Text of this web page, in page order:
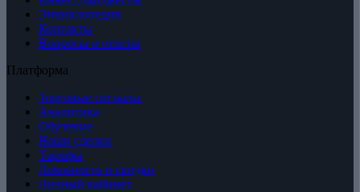
Энциклопедия
Контакты
Вопросы и ответы
Платформа
Торговые сигналы
Аналитика
Обучение
Наши сделки
Тарифы
Лояльность и скидки
Личный кабинет